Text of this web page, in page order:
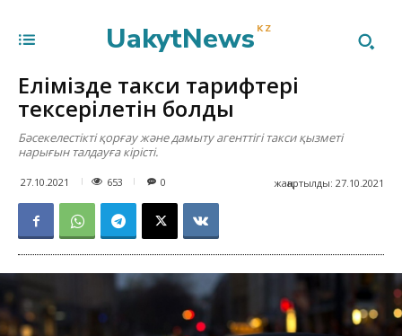
UakytNews KZ
Елімізде такси тарифтері
тексерілетін болды
Бәсекелестікті қорғау және дамыту агенттігі такси қызметі
нарығын талдауға кірісті.
27.10.2021 653 жаңартылды: 27.10.2021
0